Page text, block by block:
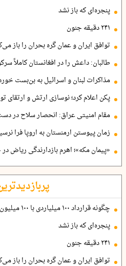
پنجره‌ای که باز نشد
۲۴۱ دقیقه جنون
توافق ایران و عمان گره بحران را باز
طالبان: داعش را در افغانستان کاملاً
مذاکرات لبنان و اسرائیل به بن‌بست
پکن اعلام کرد؛ نوسازی ارتش و ارتقای
مقام امنیتی عراق: انحصار سلاح
زمان پیوستن ارمنستان به اروپا فرا
«پیمان مکه»؛ اهرم بازدارندگی ریاض
چگونه قرارداد ۱۰۰ میلیاردی با ۱۰۰ میلیون تومان دود شد؟ حراج ستاره
پنجره‌ای که باز نشد
۲۴۱ دقیقه جنون
توافق ایران و عمان گره بحران را باز